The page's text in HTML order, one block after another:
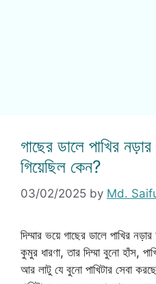
গাছের ডালে পাখির
গিয়েছিল কেন?
03/02/2025 by Md.
দিম্মার ভয়ে গাছের ডালে পাখির
কুমুর ধারণা, তার দিম্মা বুনো হাঁস,
আর লাটু যে বুনো পাখিটার সেবা